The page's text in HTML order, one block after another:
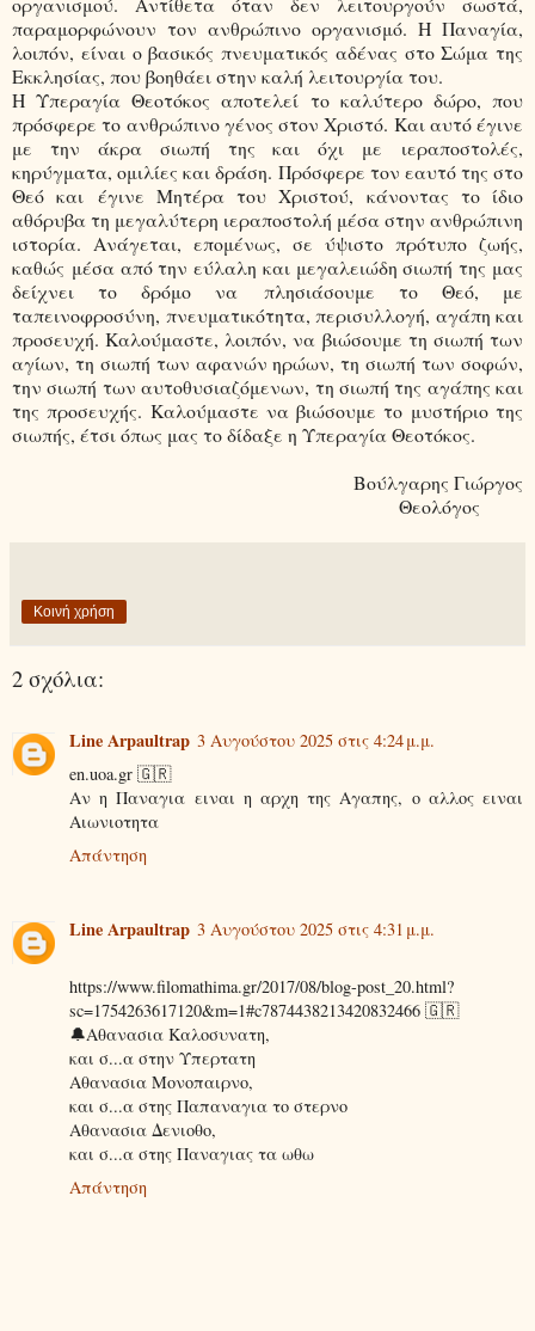
παραμορφώνουν τον ανθρώπινο οργανισμό. Η Παναγία,
λοιπόν, είναι ο βασικός πνευματικός αδένας στο Σώμα της
Εκκλησίας, που βοηθάει στην καλή λειτουργία του.
Η Υπεραγία Θεοτόκος αποτελεί το καλύτερο δώρο, που
πρόσφερε το ανθρώπινο γένος στον Χριστό. Και αυτό έγινε
με την άκρα σιωπή της και όχι με ιεραποστολές,
κηρύγματα, ομιλίες και δράση. Πρόσφερε τον εαυτό της στο
Θεό και έγινε Μητέρα του Χριστού, κάνοντας το ίδιο
αθόρυβα τη μεγαλύτερη ιεραποστολή μέσα στην ανθρώπινη
ιστορία. Ανάγεται, επομένως, σε ύψιστο πρότυπο ζωής,
καθώς μέσα από την εύλαλη και μεγαλειώδη σιωπή της μας
δείχνει το δρόμο να πλησιάσουμε το Θεό, με
ταπεινοφροσύνη, πνευματικότητα, περισυλλογή, αγάπη και
προσευχή. Καλούμαστε, λοιπόν, να βιώσουμε τη σιωπή των
αγίων, τη σιωπή των αφανών ηρώων, τη σιωπή των σοφών,
την σιωπή των αυτοθυσιαζόμενων, τη σιωπή της αγάπης και
της προσευχής. Καλούμαστε να βιώσουμε το μυστήριο της
σιωπής, έτσι όπως μας το δίδαξε η Υπεραγία Θεοτόκος.
Βούλγαρης Γιώργος
Θεολόγος
Κοινή χρήση
2 σχόλια:
Line Arpaultrap 3 Αυγούστου 2025 στις 4:24 μ.μ.
en.uoa.gr 🇬🇷
Αν η Παναγια ειναι η αρχη της Αγαπης, ο αλλος ειναι
Αιωνιοτητα
Απάντηση
Line Arpaultrap 3 Αυγούστου 2025 στις 4:31 μ.μ.
https://www.filomathima.gr/2017/08/blog-post_20.html?
sc=1754263617120&m=1#c7874438213420832466 🇬🇷
🔔Αθανασια Καλοσυνατη,
και σ...α στην Υπερτατη
Αθανασια Μονοπαιρνο,
και σ...α στης Παπαναγια το στερνο
Αθανασια Δενιοθο,
και σ...α στης Παναγιας τα ωθω
Απάντηση